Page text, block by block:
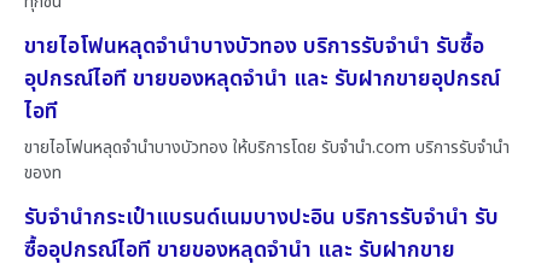
ขายไอโฟนหลุดจำนำบางบัวทอง บริการรับจำนำ รับซื้อ
อุปกรณ์ไอที ขายของหลุดจำนำ และ รับฝากขายอุปกรณ์
ไอที
ขายไอโฟนหลุดจำนำบางบัวทอง ให้บริการโดย รับจํานํา.com บริการรับจำนำ
ของท
รับจำนำกระเป๋าแบรนด์เนมบางปะอิน บริการรับจำนำ รับ
ซื้ออุปกรณ์ไอที ขายของหลุดจำนำ และ รับฝากขาย